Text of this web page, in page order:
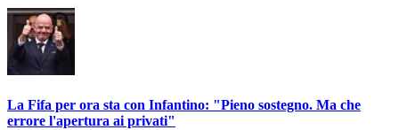
La Fifa per ora sta con Infantino: "Pieno sostegno. Ma che
errore l'apertura ai privati"